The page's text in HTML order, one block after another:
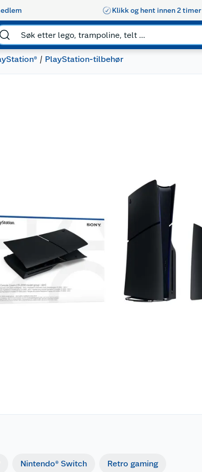
Klikk og hent innen 2 timer
PlayStation-tilbehør
Nintendo® Switch Retro gaming